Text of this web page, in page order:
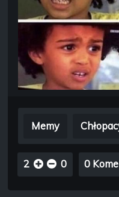
Memy
2 0 0